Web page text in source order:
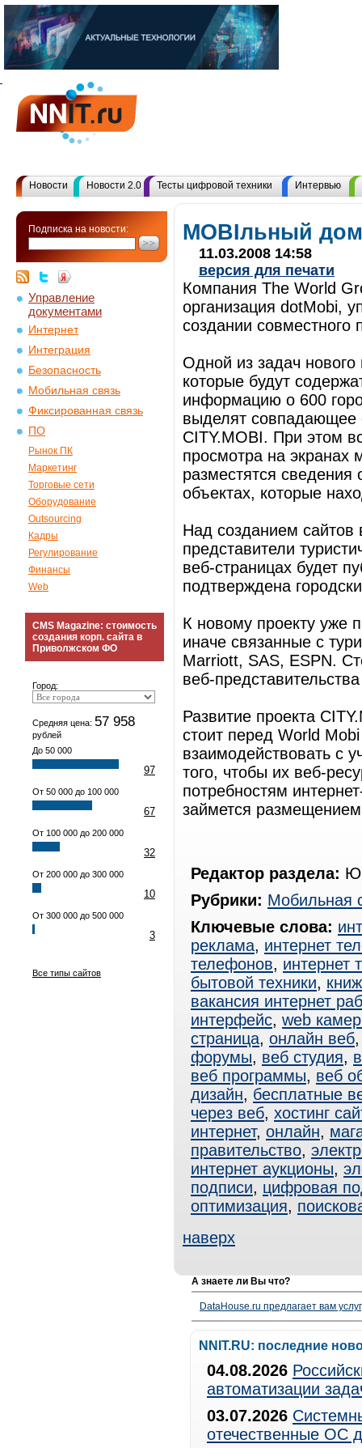
Новости Новости 2.0 Тесты цифровой техники Интервью
Подписка на новости:
Управление
документами
Интернет
Интеграция
Безопасность
Мобильная связь
Фиксированная связь
ПО
Рынок ПК
Маркетинг
Торговые сети
Оборудование
Outsourcing
Кадры
Регулирование
Финансы
Web
CMS Magazine: стоимость
создания корп. сайта в
Приволжском ФО
Город:
Средняя цена: 57 958
рублей
До 50 000
97
От 50 000 до 100 000
67
От 100 000 до 200 000
32
От 200 000 до 300 000
10
От 300 000 до 500 000
3
Все типы сайтов
MOBIльный
11.03.2008 14:58
версия для печати
Компания The World
организация dotMobi,
создании совместного
Одной из задач нового
которые будут
информацию о 600
выделят совпадающее
CITY.MOBI. При этом
просмотра на экранах
разместятся сведения
объектах, которые
Над созданием сайтов
представители
веб-страницах будет
подтверждена
К новому проекту уже
иначе связанные с
Marriott, SAS, ESPN.
веб-
Развитие проекта
стоит перед World
взаимодействовать с
того, чтобы их веб-
потребностям
займется
Редактор раздела:
Рубрики: Мобильная
Ключевые слова:
реклама, интернет
телефонов, интернет
бытовой техники,
вакансия интернет
интерфейс, web
страница, онлайн веб
форумы, веб студия,
веб программы, веб
дизайн, бесплатные
через веб, хостинг
интернет, онлайн,
правительство,
интернет аукционы,
подписи, цифровая
оптимизация,
наверх
А знаете ли Вы что?
DataHouse.ru предлагает вам
NNIT.RU: последние
04.08.2026
автоматизации
03.07.2026
отечественные ОС